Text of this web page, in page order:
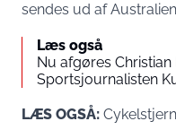
sendes ud af
Læs også
Nu afgøres
Sportsjournalisten
LÆS OGSÅ: